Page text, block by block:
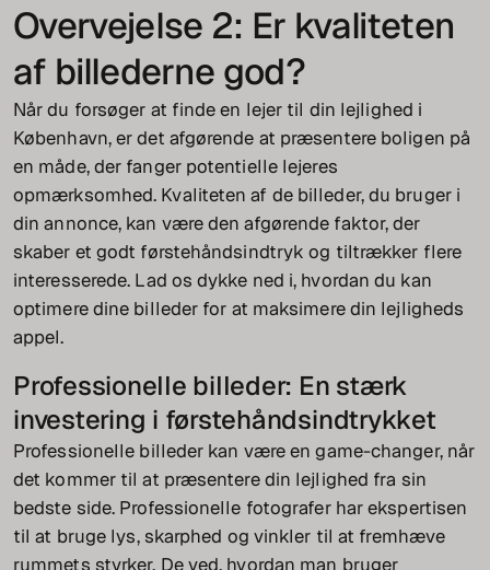
Overvejelse 2: Er kvaliteten
af billederne god?
Når du forsøger at finde en lejer til din lejlighed i
København, er det afgørende at præsentere boligen på
en måde, der fanger potentielle lejeres
opmærksomhed. Kvaliteten af de billeder, du bruger i
din annonce, kan være den afgørende faktor, der
skaber et godt førstehåndsindtryk og tiltrækker flere
interesserede. Lad os dykke ned i, hvordan du kan
optimere dine billeder for at maksimere din lejligheds
appel.
Professionelle billeder: En stærk
investering i førstehåndsindtrykket
Professionelle billeder kan være en game-changer, når
det kommer til at præsentere din lejlighed fra sin
bedste side. Professionelle fotografer har ekspertisen
til at bruge lys, skarphed og vinkler til at fremhæve
rummets styrker. De ved, hvordan man bruger